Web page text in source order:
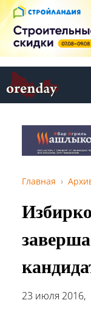
Главная
23 июля 2016,